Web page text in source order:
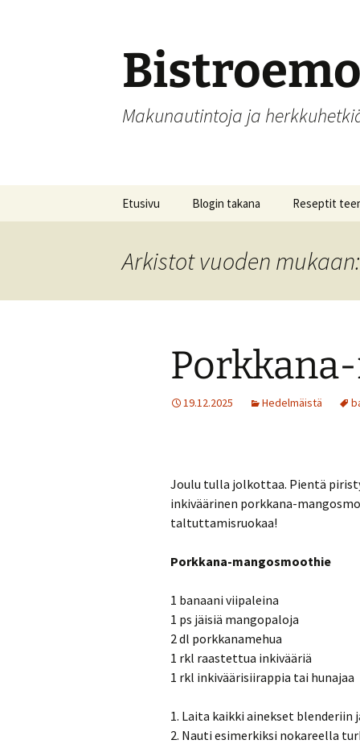
Bistroemo
Makunautintoja ja
Etusivu Blogin takana Reseptit
Joulu
Jälkiruokia
Lintu
Lisukkeet
Makeat
Munakkaat
Arkistot vuoden
19.12.2025 Hedelmäistä
Joulu tulla jolkottaa. Pientä
inkiväärinen porkkana-
taltuttamisruokaa!
Porkkana-mangosmoothie
1 banaani viipaleina
1 ps jäisiä mangopaloja
2 dl porkkanamehua
1 rkl raastettua inkivääriä
1 rkl inkiväärisiirappia tai hunajaa
1. Laita kaikki ainekset blenderiin
2. Nauti esimerkiksi nokareella